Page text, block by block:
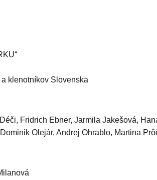
klenotníkov Slovenska
Fridrich Ebner, Jarmila Jakešová,
Olejár, Andrej Ohrablo, Martina